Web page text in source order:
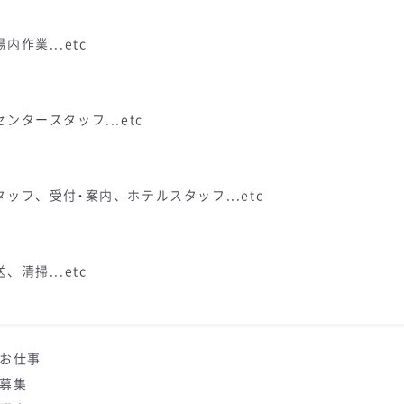
内作業...etc
ンタースタッフ...etc
フ、受付・案内、ホテルスタッフ...etc
、清掃...etc
仕事
集